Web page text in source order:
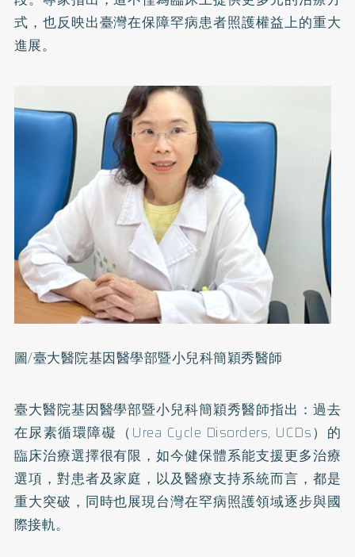
式，也反映出臺灣在保障罕病患者照護權益上的重大
進展。
圖/臺大醫院基因醫學部暨小兒科簡穎秀醫師
臺大醫院基因醫學部暨小兒科簡穎秀醫師指出：過去
在尿素循環障礙（Urea Cycle Disorders, UCDs）的
臨床治療選擇很有限，如今健保體系能支援更多治療
選項，對患者及家庭，以及醫療支持系統而言，都是
重大突破，同時也展現台灣在罕病照護領域逐步與國
際接軌。